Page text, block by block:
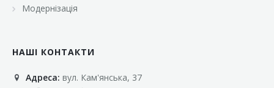
«Свіжачок»
«Сільпо»
Модернізація
НАШІ КОНТАКТИ
Адреса: вул. Кам'янська, 37